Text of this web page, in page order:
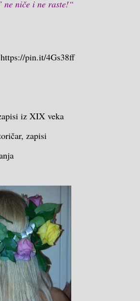
ne niče i ne raste!“
pin.it/4Gs38ff
iz XIX veka
zapisi